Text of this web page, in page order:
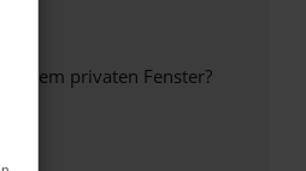
einem privaten Fenster?